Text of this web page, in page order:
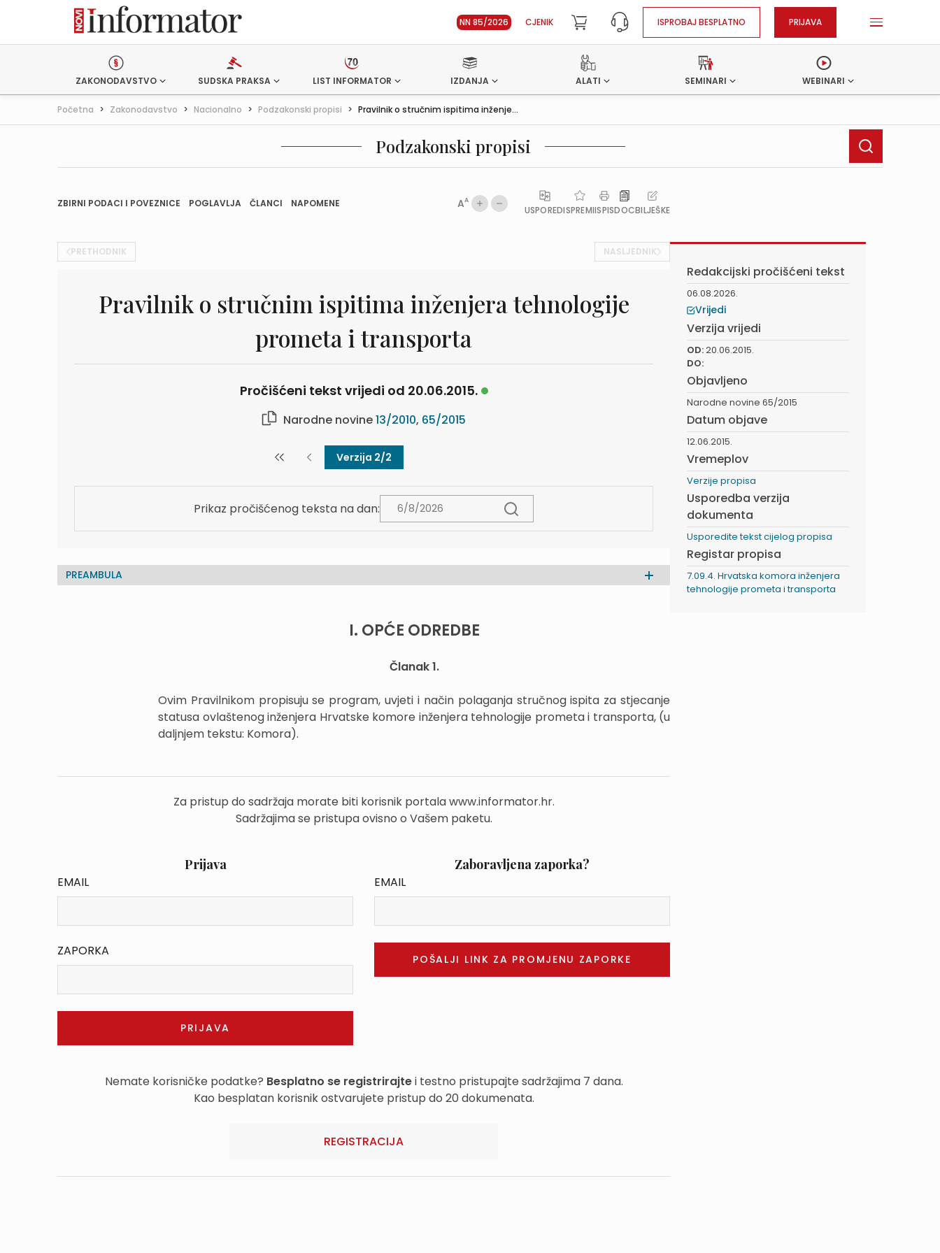
NN 85/2026 CJENIK ISPROBAJ BESPLATNO PRIJAVA
ZAKONODAVSTVO SUDSKA PRAKSA LIST INFORMATOR IZDANJA ALATI SEMINARI WEBINARI
Početna > Zakonodavstvo > Nacionalno > Podzakonski propisi > Pravilnik o stručnim ispitima inženje...
Podzakonski propisi
ZBIRNI PODACI I POVEZNICE POGLAVLJA ČLANCI NAPOMENE AA
USPOREDISPREMIISPISDOCBILJEŠKE
PRETHODNIK NASLJEDNIK
Pravilnik o stručnim ispitima inženjera tehnologije
prometa i transporta
Pročišćeni tekst vrijedi od 20.06.2015.
Narodne novine13/2010, 65/2015
Verzija 2/2
Prikaz pročišćenog teksta na dan:
PREAMBULA
I. OPĆE ODREDBE
Članak 1.
Ovim Pravilnikom propisuju se program, uvjeti i način polaganja stručnog ispita za stjecanje
statusa ovlaštenog inženjera Hrvatske komore inženjera tehnologije prometa i transporta, (u
daljnjem tekstu: Komora).
Za pristup do sadržaja morate biti korisnik portala www.informator.hr.
Sadržajima se pristupa ovisno o Vašem paketu.
Prijava
EMAIL
ZAPORKA
Zaboravljena zaporka?
EMAIL
Nemate korisničke podatke? Besplatno se registrirajtei testno pristupajte sadržajima 7 dana.
Kao besplatan korisnik ostvarujete pristup do 20 dokumenata.
REGISTRACIJA
Redakcijski pročišćeni tekst
06.08.2026.
Vrijedi
Verzija vrijedi
OD:20.06.2015.
DO:
Objavljeno
Narodne novine 65/2015
Datum objave
12.06.2015.
Vremeplov
Verzije propisa
Usporedba verzija
dokumenta
Usporedite tekst cijelog propisa
Registar propisa
7.09.4. Hrvatska komora inženjera
tehnologije prometa i transporta